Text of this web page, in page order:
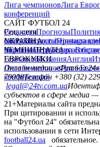
Лига чемпионовЛига
конференций
САЙТ ФУТБОЛ 24
РедакцияПрогнозы
сайтуКонтактыПравила
политикаСтруктура
Соц. сети
facebookxyoutubeinstagram
УКРАИНА
УкраинаПервая лига
ЧЕМПИОНАТЫ
ГерманияИспанияАнглия
ЕВРОКУБКИ
Лига чемпионовЛига
конференций
Онлайн-медиа «Футбол 24»
79008Телефон +380 (32)
legal@24tv.com.ua
субъектов в сфере медиа —
21+Материалы сайта
При цитировании и
на "Футбол 24"
использовании в сети
football24.ua